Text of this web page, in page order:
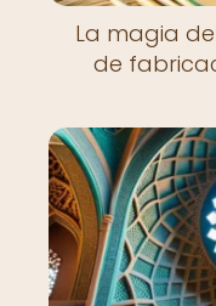
La magia
de